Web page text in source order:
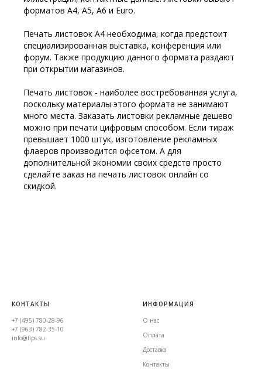
форматов А4, А5, А6 и Euro.
Печать листовок А4 необходима, когда предстоит
специализированная выставка, конференция или
форум. Также продукцию данного формата раздают
при открытии магазинов.
Печать листовок - наиболее востребованная услуга,
поскольку материалы этого формата не занимают
много места. Заказать листовки рекламные дешево
можно при печати цифровым способом. Если тираж
превышает 1000 штук, изготовление рекламных
флаеров производится офсетом. А для
дополнительной экономии своих средств просто
сделайте заказ на печать листовок онлайн со
скидкой.
КОНТАКТЫ
+7 (495) 780-28-96
+7 (963) 782-35-10
info@fips.su
ИНФОРМАЦИЯ
О нас
Оплата
Доставка
Контакты